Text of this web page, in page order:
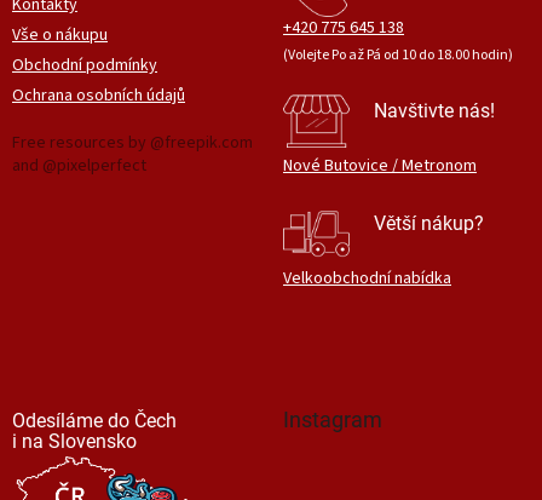
Kontakty
Vše o nákupu
Obchodní podmínky
Ochrana osobních údajů
Free resources by @freepik.com
and @pixelperfect
+420 775 645 138
(Volejte Po až Pá od 10 do 18.00 hodin)
Navštivte nás!
Nové Butovice / Metronom
Větší nákup?
Velkoobchodní nabídka
Odesíláme do Čech
i na Slovensko
Instagram